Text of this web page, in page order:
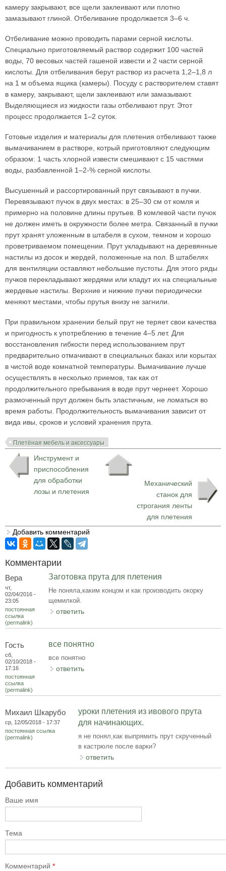
камеру закрывают, все щели заклеивают или плотно
замазывают глиной. Отбеливание продолжается 3–6 ч.
Отбеливание можно проводить парами серной кислоты.
Специально приготовляемый раствор содержит 100 частей
воды, 70 весовых частей гашеной извести и 2 части серной
кислоты. Для отбеливания берут раствор из расчета 1,2–1,8 л
на 1 м объема ящика (камеры). Посуду с растворителем ставят
в камеру, закрывают, щели заклеивают или замазывают.
Выделяющиеся из жидкости газы отбеливают прут. Этот
процесс продолжается 1–2 суток.
Готовые изделия и материалы для плетения отбеливают также
вымачиванием в растворе, котрый приготовляют следующим
образом: 1 часть хлорной извести смешивают с 15 частями
воды, разбавленной 1–2-% серной кислоты.
Высушенный и рассортированный прут связывают в пучки.
Перевязывают пучок в двух местах: в 25–30 см от комля и
примерно на половине длины прутьев. В комлевой части пучок
не должен иметь в окружности более метра. Связанный в пучки
прут хранят уложенным в штабеля в сухом, темном и хорошо
проветриваемом помещении. Прут укладывают на деревянные
настилы из досок и жердей, положенные на пол. В штабелях
для вентиляции оставляют небольшие пустоты. Для этого ряды
пучков перекладывают жердями или кладут их на специальные
жердевые настилы. Верхние и нижние пучки периодически
меняют местами, чтобы прутья внизу не загнили.
При правильном хранении белый прут не теряет свои качества
и пригодность к употреблению в течение 4–5 лет. Для
восстановления гибкости перед использованием прут
предварительно отмачивают в специальных баках или корытах
в чистой воде комнатной температуры. Вымачивание лучше
осуществлять в несколько приемов, так как от
продолжительного пребывания в воде прут чернеет. Хорошо
размоченный прут должен быть эластичным, не ломаться во
время работы. Продолжительность вымачивания зависит от
вида ивы, сроков и условий хранения прута.
Плетёная мебель и аксессуары
Инструмент и
приспособления
для обработки
лозы и плетения
Механический
станок для
строгания ленты
для плетения
Добавить комментарий
Комментарии
Вера
чт,
02/04/2016 -
23:05
постоянная
ссылка
(permalink)
Заготовка прута для плетения
Не поняла,каким концом и как производить окорку
щемилкой.
ответить
Гость
сб,
02/10/2018 -
17:16
постоянная
ссылка
(permalink)
все понятно
все понятно
ответить
Михаил Шкарубо
ср, 12/05/2018 - 17:37
постоянная ссылка
(permalink)
уроки плетения из ивового прута
для начинающих.
я не понял,как выпрямить прут скрученный
в кастрюле после варки?
ответить
Добавить комментарий
Ваше имя
Тема
Комментарий *